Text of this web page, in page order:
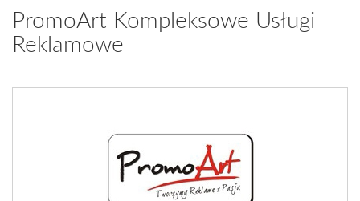
PromoArt Kompleksowe Usługi
Reklamowe